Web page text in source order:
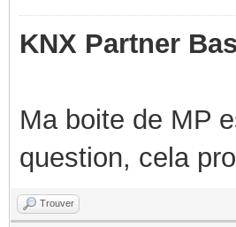
KNX Partner
Ma boite de MP
question, cela
Trouver